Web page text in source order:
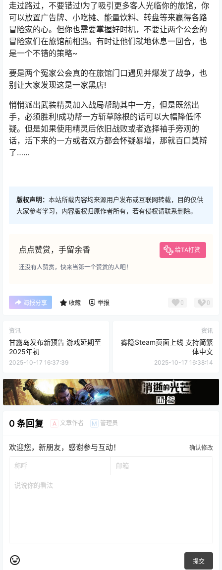
走过路过，不要错过!为了吸引更多客人光临你的旅馆，你
可以放置广告牌、小吃摊、能量饮料、转盘等来赢得各路
冒险家的心。但你也需要掌握好时机，不要让两个公会的
冒险家们在旅馆前相遇。有时让他们就地休息一回合，也
是一个不错的策略~
要是两个冤家公会真的在旅馆门口遇见并爆发了战争，也
别让大家发现这是一家黑店!
悄悄派出武装精灵加入战局帮助其中一方，但是既然出
手，必须胜利!成功帮一方斩草除根的话可以大幅降低怀
疑。但是如果使用精灵后依旧战败或者选择袖手旁观的
话，活下来的一方或者双方都会怀疑暴增，那就百口莫辩
了……
版权声明： 本站所载内容均来源用户发布或互联网转载，目的仅供
大家参考学习，内容版权归原作者所有，若有侵权请联系删除。
点点赞赏，手留余香 给TA打赏
还没有人赞赏，快来当第一个赞赏的人吧！
海报分享 收藏 举报 0 0
资讯
甘露岛发布新预告 游戏延期至
2025年初
2025-10-17 16:37:39
资讯
雾隐Steam页面上线 支持简繁
体中文
2025-10-17 16:38:14
0 条回复 A 文章作者 M 管理员
欢迎您，新朋友，感谢参与互动！ 确认修改
提交